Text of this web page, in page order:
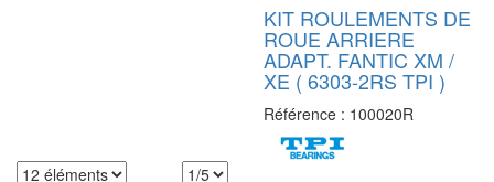
KIT ROULEMENTS DE
ROUE ARRIERE
ADAPT. FANTIC XM /
XE ( 6303-2RS TPI )
Référence : 100020R